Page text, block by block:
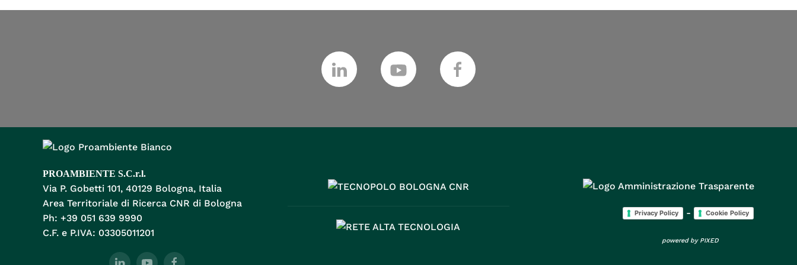
PROAMBIENTE S.C.r.l.
Via P. Gobetti 101, 40129 Bologna, Italia
Area Territoriale di Ricerca CNR di Bologna
Ph: +39 051 639 9990
C.F. e P.IVA: 03305011201
Privacy Policy - Cookie Policy
powered by PIXED